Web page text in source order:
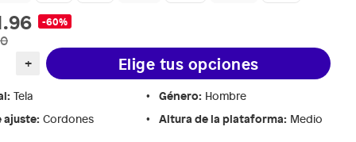
-60%
+ Elige tus opciones
: Tela Género: Hombre
ajuste: Cordones Altura de la plataforma: Medio